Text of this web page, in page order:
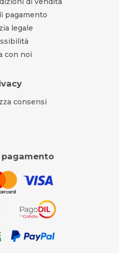
pagamento
legale
con noi
consensi